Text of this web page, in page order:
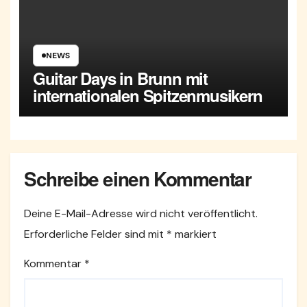
NEWS
Guitar Days in Brunn mit
internationalen Spitzenmusikern
Schreibe einen Kommentar
Deine E-Mail-Adresse wird nicht veröffentlicht.
Erforderliche Felder sind mit * markiert
Kommentar *